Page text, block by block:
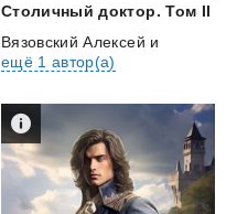
Столичный доктор. Том II
Вязовский Алексей и
ещё 1 автор(а)